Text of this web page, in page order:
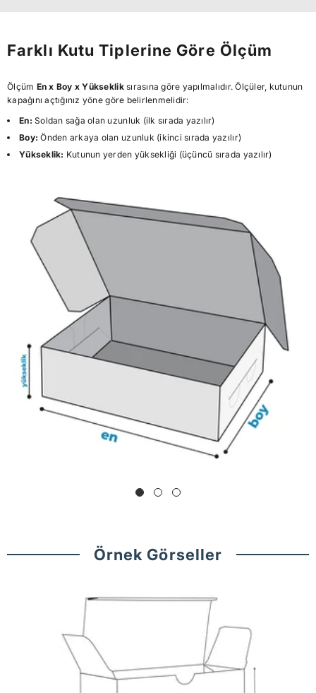
Farklı Kutu Tiplerine Göre Ölçüm
Ölçüm En x Boy x Yüksekliksırasına göre yapılmalıdır. Ölçüler, kutunun
kapağını açtığınız yöne göre belirlenmelidir:
En: Soldan sağa olan uzunluk (ilk sırada yazılır)
Boy: Önden arkaya olan uzunluk (ikinci sırada yazılır)
Yükseklik: Kutunun yerden yüksekliği (üçüncü sırada yazılır)
Örnek Görseller